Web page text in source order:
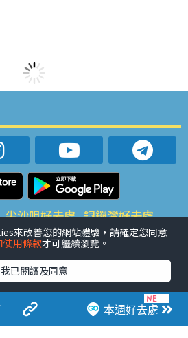
本週好去處
尖沙咀好去處 銅鑼灣好去處
旺角好去處 社會
餐廳情報
開倉 尖沙咀好去處
荃灣好去處 旺角好去處 社會
來改善您的網站體驗，請確定您同意
使用條款才可繼續瀏覽。
我已閱讀及同意